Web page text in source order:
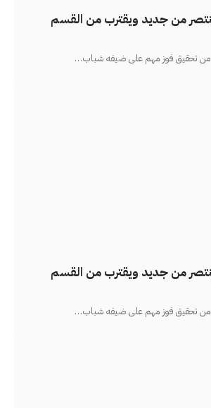
من جديد ويقترب من القسم
تحقيق فوز مهم على ضيفه شباب…
من جديد ويقترب من القسم
تحقيق فوز مهم على ضيفه شباب…